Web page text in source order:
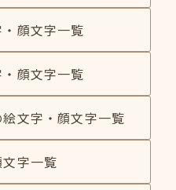
顔文字一覧
顔文字一覧
文字・顔文字一覧
字一覧